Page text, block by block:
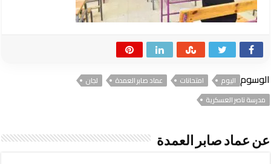
الوسوم اليوم امتحانات عماد صابر العمدة
لجان
مدرسة ناصر العسكرية
عن عماد صابر العمدة